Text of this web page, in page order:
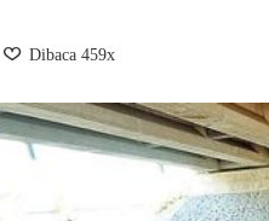
Dibaca 459x